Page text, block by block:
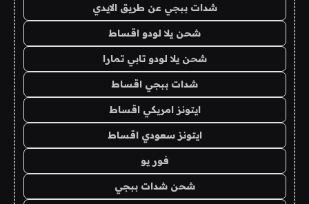
شدات ببجي عن طريق الايدي
شحن يلا لودو اقساط
شحن يلا لودو تابي تمارا
شدات ببجي اقساط
ايتونز امريكي اقساط
ايتونز سعودي اقساط
فور يو
شحن شدات ببجي